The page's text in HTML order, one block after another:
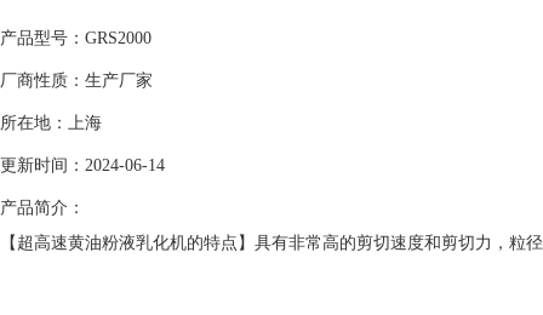
产品型号：GRS2000
厂商性质：生产厂家
所在地：上海
更新时间：2024-06-14
产品简介：
【超高速黄油粉液乳化机的特点】具有非常高的剪切速度和剪切力，粒